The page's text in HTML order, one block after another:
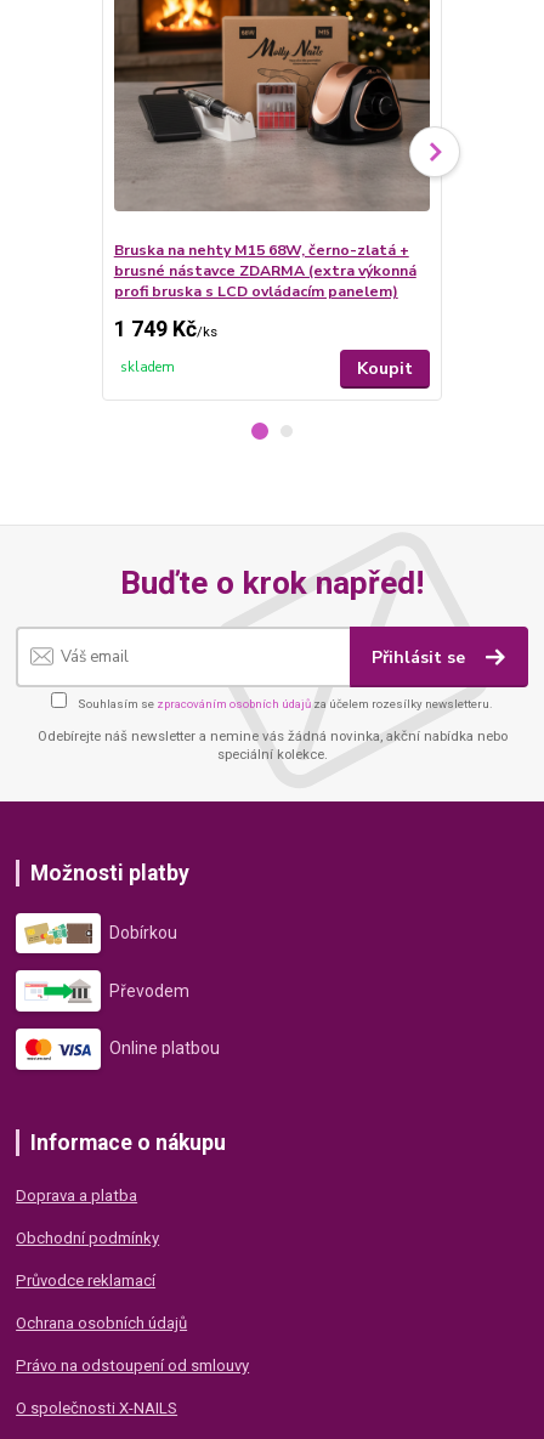
Bruska na nehty M15 68W, černo-zlatá +
brusné nástavce ZDARMA (extra výkonná
profi bruska s LCD ovládacím panelem)
1 749 Kč/ks
skladem Koupit
Buďte o krok napřed!
Přihlásit se
Souhlasím se zpracováním osobních údajů za účelem rozesílky newsletteru.
Odebírejte náš newsletter a nemine vás žádná novinka, akční nabídka nebo
speciální kolekce.
Možnosti platby
Dobírkou
Převodem
Online platbou
Informace o nákupu
Doprava a platba
Obchodní podmínky
Průvodce reklamací
Ochrana osobních údajů
Právo na odstoupení od smlouvy
O společnosti X-NAILS